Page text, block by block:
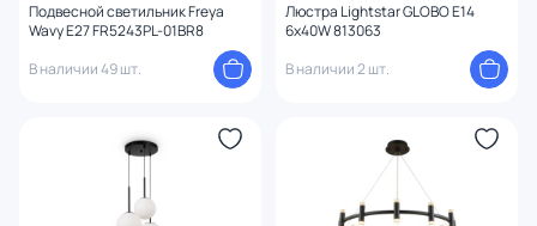
Подвесной светильник Freya
Wavy E27 FR5243PL-01BR8
В наличии 49 шт.
Люстра Lightstar GLOBO E14
6х40W 813063
В наличии 2 шт.